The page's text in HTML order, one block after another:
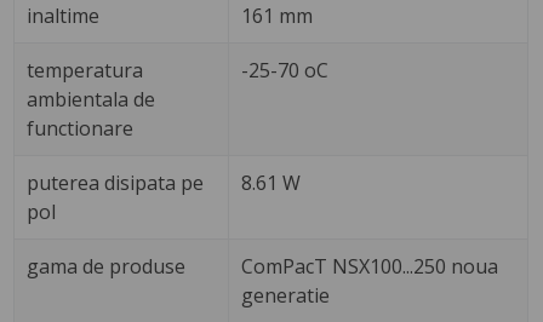
inaltime 161 mm
temperatura
ambientala de
functionare
-25-70 oC
puterea disipata pe
pol
8.61 W
gama de produse
ComPacT NSX100...250 noua
generatie